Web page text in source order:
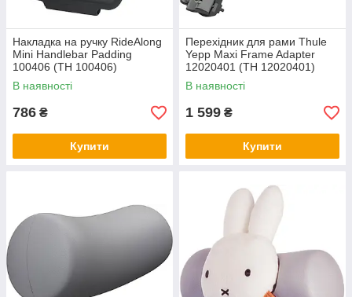
Накладка на ручку RideAlong
Mini Handlebar Padding
100406 (TH 100406)
В наявності
786 ₴
Купити
Перехідник для рами Thule
Yepp Maxi Frame Adapter
12020401 (TH 12020401)
В наявності
1 599 ₴
Купити